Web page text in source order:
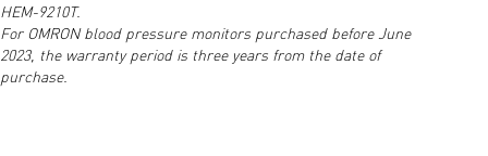
Principais diferenças:
Dispositivos com um sinal "+" (mais):
HEM-9210T.
For OMRON blood pressure monitors purchased before June
2023, the warranty period is three years from the date of
purchase.